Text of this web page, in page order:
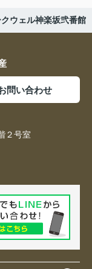
ウェル神楽坂弐番館
問い合わせ
２号室